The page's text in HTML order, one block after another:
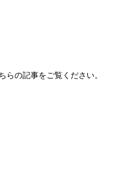
の記事をご覧ください。